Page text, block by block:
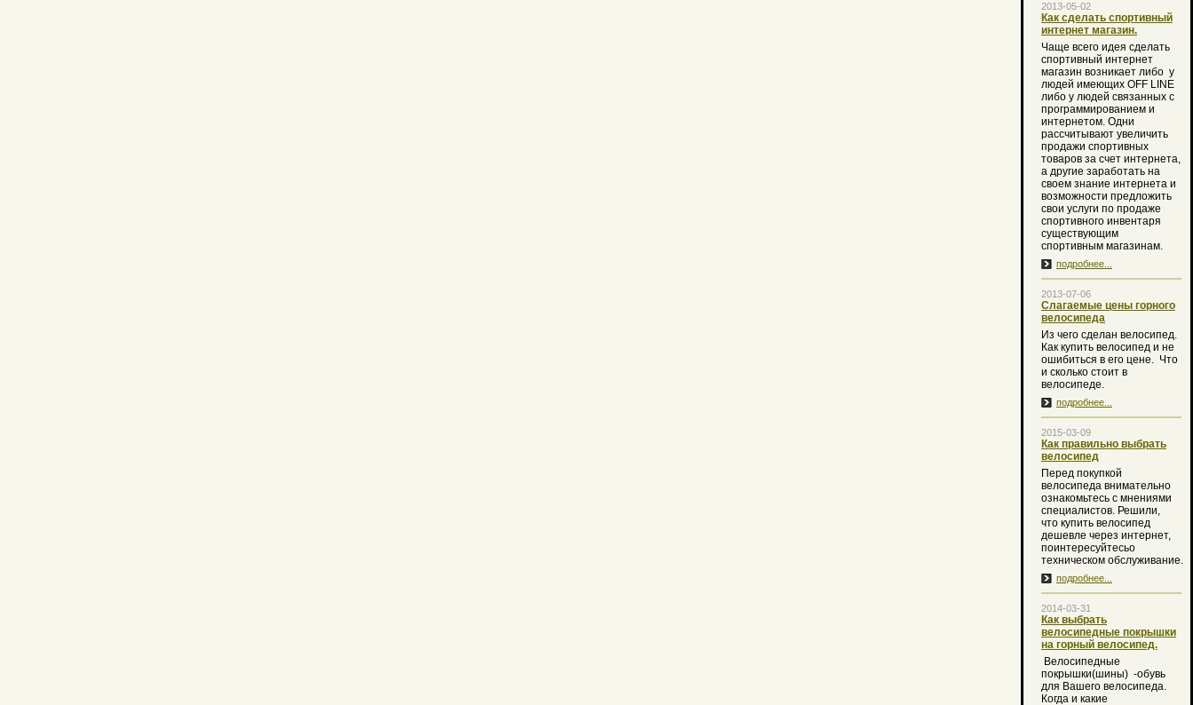
2013-05-02
Как сделать спортивный
интернет магазин.
Чаще всего идея сделать
спортивный интернет
магазин возникает либо у
людей имеющих OFF LINE
либо у людей связанных с
программированием и
интернетом. Одни
рассчитывают увеличить
продажи спортивных
товаров за счет интернета,
а другие заработать на
своем знание интернета и
возможности предложить
свои услуги по продаже
спортивного инвентаря
существующим
спортивным магазинам.
подробнее...
2013-07-06
Слагаемые цены горного
велосипеда
Из чего сделан велосипед.
Как купить велосипед и не
ошибиться в его цене. Что
и сколько стоит в
велосипеде.
подробнее...
2015-03-09
Как правильно выбрать
велосипед
Перед покупкой
велосипеда внимательно
ознакомьтесь с мнениями
специалистов. Решили,
что купить велосипед
дешевле через интернет,
поинтересуйтесьо
техническом обслуживание.
подробнее...
2014-03-31
Как выбрать
велосипедные покрышки
на горный велосипед.
Велосипедные
покрышки(шины) -обувь
для Вашего велосипеда.
Когда и какие